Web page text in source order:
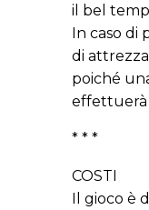
il bel
In caso di
di
poiché
effettuerà
* * *
COSTI
Il gioco è